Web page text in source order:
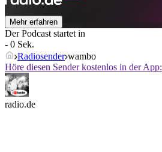
Mehr erfahren
Der Podcast startet in
- 0 Sek.
Radiosender wambo
Höre diesen Sender kostenlos in der App:
radio.de